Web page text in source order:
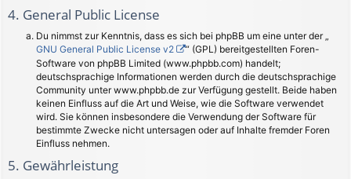
4. General Public License
Du nimmst zur Kenntnis, dass es sich bei phpBB um eine unter der „
GNU General Public License v2
“ (GPL) bereitgestellten Foren-
Software von phpBB Limited (www.phpbb.com) handelt;
deutschsprachige Informationen werden durch die deutschsprachige
Community unter www.phpbb.de zur Verfügung gestellt. Beide haben
keinen Einfluss auf die Art und Weise, wie die Software verwendet
wird. Sie können insbesondere die Verwendung der Software für
bestimmte Zwecke nicht untersagen oder auf Inhalte fremder Foren
Einfluss nehmen.
5. Gewährleistung